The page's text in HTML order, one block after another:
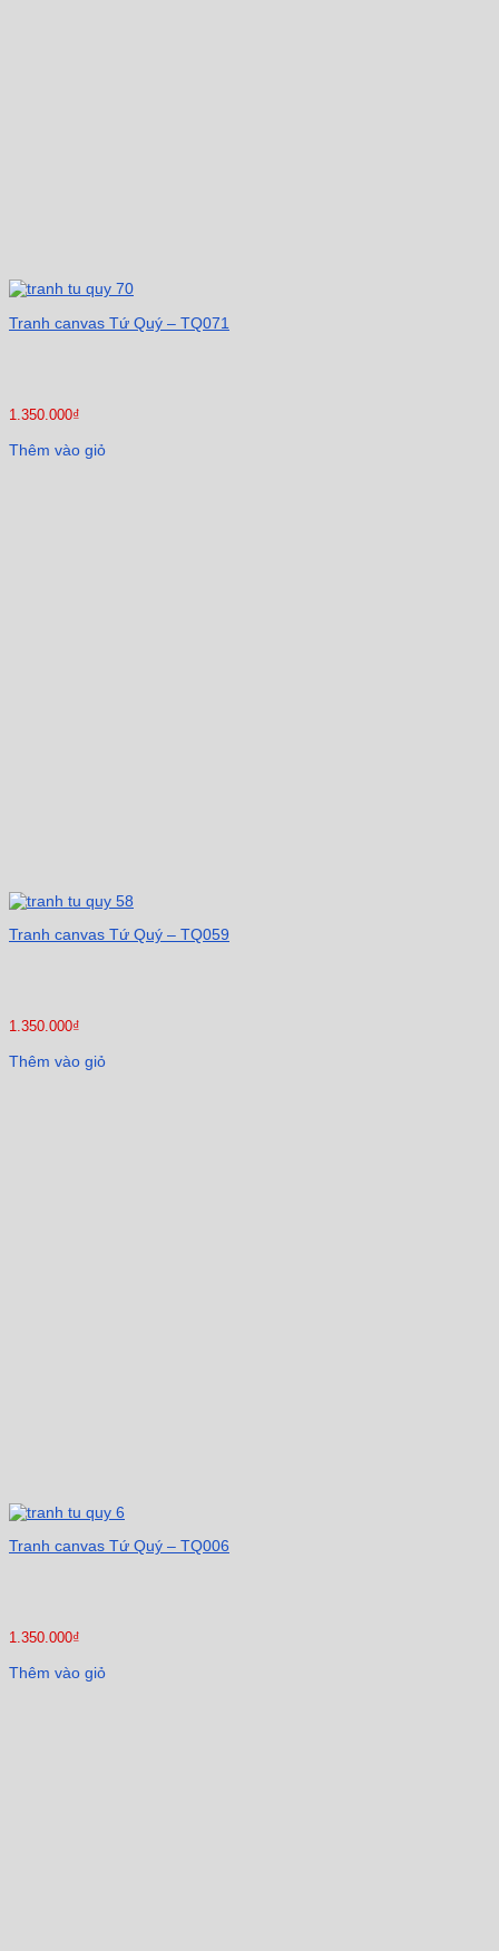
Tranh canvas Tứ Quý – TQ071
1.350.000₫
Thêm vào giỏ
Tranh canvas Tứ Quý – TQ059
1.350.000₫
Thêm vào giỏ
Tranh canvas Tứ Quý – TQ006
1.350.000₫
Thêm vào giỏ